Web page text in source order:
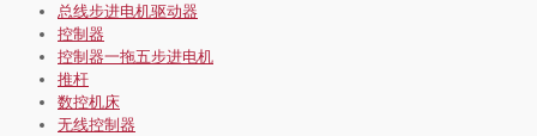
总线步进电机驱动器
控制器
控制器一拖五步进电机
推杆
数控机床
无线控制器